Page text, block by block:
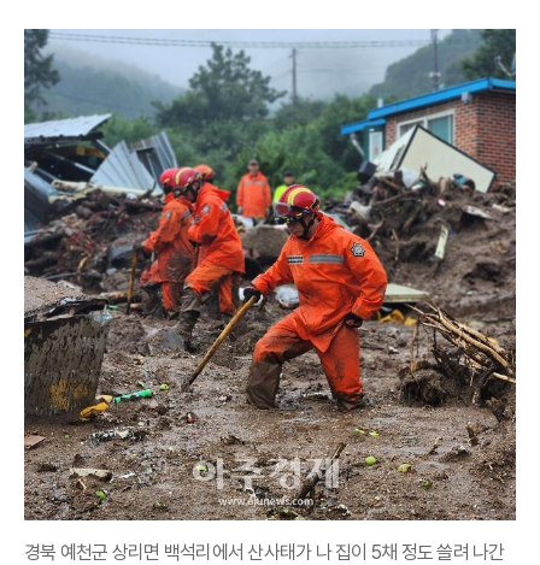
경북 예천군 상리면 백석리에서 산사태가 나 집이 5채 정도 쓸려 나간